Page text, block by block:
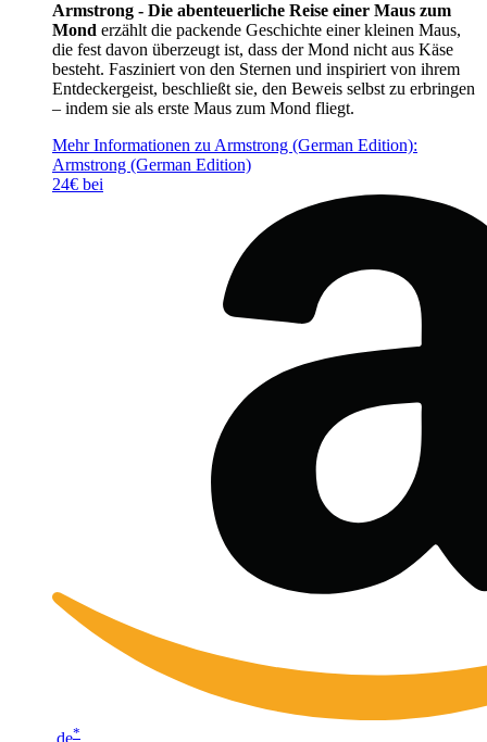
Armstrong - Die abenteuerliche Reise einer Maus zum
Mond erzählt die packende Geschichte einer kleinen Maus,
die fest davon überzeugt ist, dass der Mond nicht aus Käse
besteht. Fasziniert von den Sternen und inspiriert von ihrem
Entdeckergeist, beschließt sie, den Beweis selbst zu erbringen
– indem sie als erste Maus zum Mond fliegt.
Mehr Informationen zu Armstrong (German Edition):
Armstrong (German Edition)
24€ bei
*